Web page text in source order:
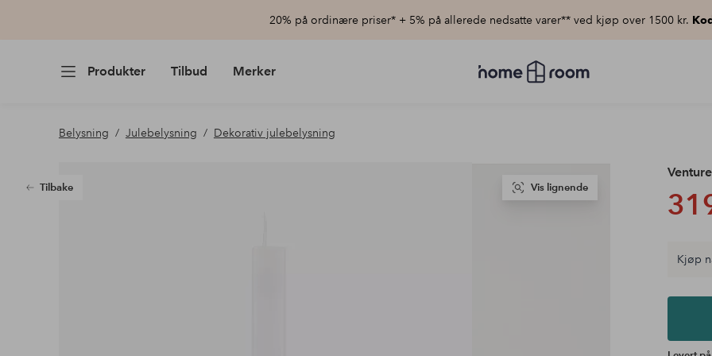
20% på ordinære priser* + 5% på allerede nedsatte varer** ved kjøp over 1500 kr.
Produkter Tilbud Merker
Homeroom
–
Belysning Julebelysning Dekorativ julebelysning
Tilbake Vis lignende
Kjøp